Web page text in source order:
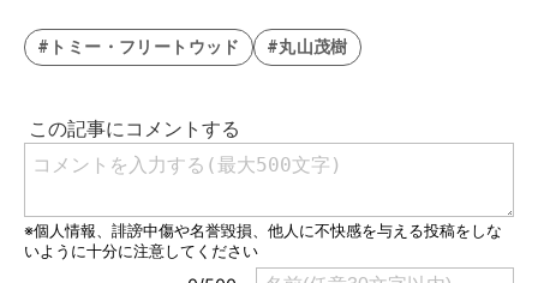
#トミー・フリートウッド #丸山茂樹